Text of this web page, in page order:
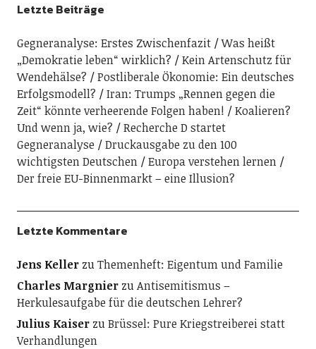
Letzte Beiträge
Gegneranalyse: Erstes Zwischenfazit
Was heißt
„Demokratie leben“ wirklich?
Kein Artenschutz für
Wendehälse?
Postliberale Ökonomie: Ein deutsches
Erfolgsmodell?
Iran: Trumps „Rennen gegen die
Zeit“ könnte verheerende Folgen haben!
Koalieren?
Und wenn ja, wie?
Recherche D startet
Gegneranalyse
Druckausgabe zu den 100
wichtigsten Deutschen
Europa verstehen lernen
Der freie EU-Binnenmarkt – eine Illusion?
Letzte Kommentare
Jens KellerzuThemenheft: Eigentum und Familie
Charles MargnierzuAntisemitismus –
Herkulesaufgabe für die deutschen Lehrer?
Julius KaiserzuBrüssel: Pure Kriegstreiberei statt
Verhandlungen